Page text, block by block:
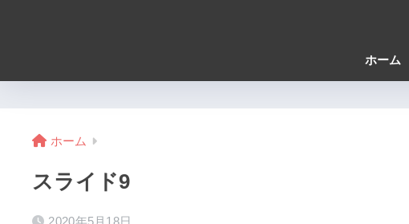
ホーム
ホーム
スライド9